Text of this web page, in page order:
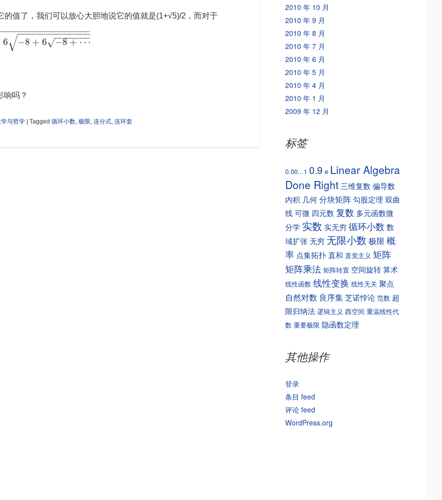
值了，我们可以放心大胆地说它的值就是(1+√5)/2，而对于
6 −8 + 6 −8+⋯
− −
−−−−−
√
− −
−−−−−−−−−−−−
√
−
−−−−−−−−−−−−−−−
响吗？
与哲学 Tagged 循环小数, 极限, 连分式, 连环套
2010 年 10 月
2010 年 9 月
2010 年 8 月
2010 年 7 月
2010 年 6 月
2010 年 5 月
2010 年 4 月
2010 年 1 月
2009 年 12 月
标签
0.00...1 0.9 e Linear Algebra
Done Right 三维复数 偏导数
内积 几何 分块矩阵 勾股定理 双曲
线 可微 四元数 复数 多元函数微
分学 实数 实无穷 循环小数 数
域扩张 无穷 无限小数 极限 概
率 点集拓扑 直和 直觉主义 矩阵
矩阵乘法 矩阵转置 空间旋转 算术
线性函数 线性变换 线性无关 聚点
自然对数 良序集 芝诺悖论 范数 超
限归纳法 逻辑主义 酉空间 重温线性代
数 重要极限 隐函数定理
其他操作
登录
条目 feed
评论 feed
WordPress.org